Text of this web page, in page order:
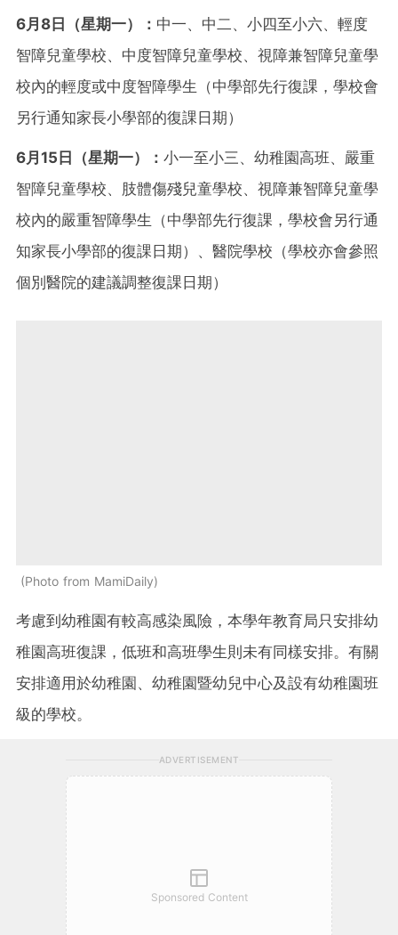
6月8日（星期一）： 中一、中二、小四至小六、輕度
智障兒童學校、中度智障兒童學校、視障兼智障兒童學
校內的輕度或中度智障學生（中學部先行復課，學校會
另行通知家長小學部的復課日期）
6月15日（星期一）： 小一至小三、幼稚園高班、嚴重
智障兒童學校、肢體傷殘兒童學校、視障兼智障兒童學
校內的嚴重智障學生（中學部先行復課，學校會另行通
知家長小學部的復課日期）、醫院學校（學校亦會參照
個別醫院的建議調整復課日期）
Photo from MamiDaily
考慮到幼稚園有較高感染風險，本學年教育局只安排幼
稚園高班復課，低班和高班學生則未有同樣安排。有關
安排適用於幼稚園、幼稚園暨幼兒中心及設有幼稚園班
級的學校。
ADVERTISEMENT
Sponsored Content